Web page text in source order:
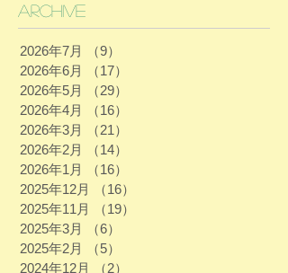
Archive
2026年7月 （9）
2026年6月
（17）
2026年5月
（29）
2026年4月
（16）
2026年3月
（21）
2026年2月
（14）
2026年1月
（16）
2025年12月
（16）
2025年11月
（19）
2025年3月
（6）
2025年2月
（5）
2024年12月
（2）